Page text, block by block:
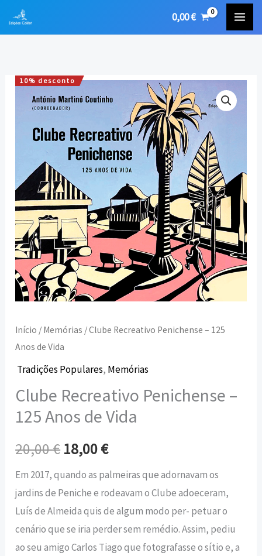
0,00€
10% desconto
Início / Memórias / Clube Recreativo Penichense – 125
Anos de Vida
Tradições Populares, Memórias
Clube Recreativo Penichense –
125 Anos de Vida
20,00€
O
original
era:
20,00 €.
18,00€
O
preço
atual
é:
18,00 €.
Em 2017, quando as palmeiras que adornavam os
jardins de Peniche e rodeavam o Clube adoeceram,
Luís de Almeida quis de algum modo per- petuar o
cenário que se iria perder sem remédio. Assim, pediu
ao seu amigo Carlos Tiago que fotografasse o sítio e, a
Quantidade
Clube
Recreativo
Penichense
125
Anos
de
Vida